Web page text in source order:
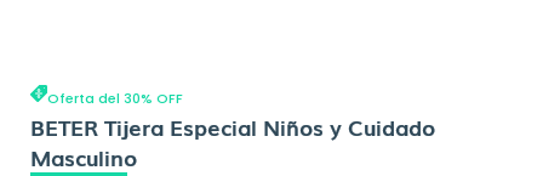
Oferta del 30% OFF
BETER Tijera Especial Niños y Cuidado
Masculino